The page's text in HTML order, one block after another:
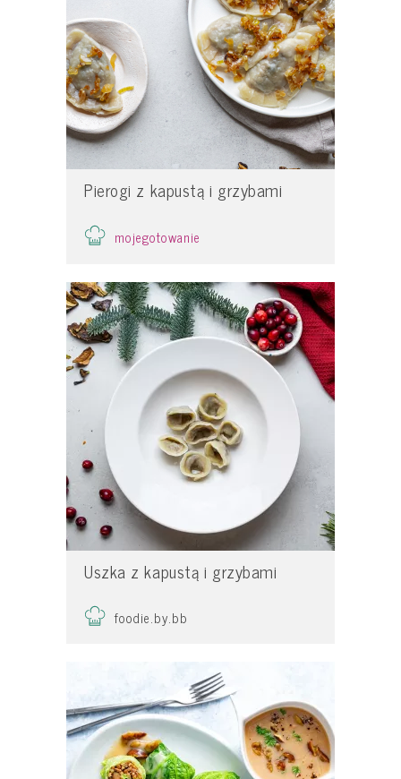
Pierogi z kapustą i grzybami
mojegotowanie
Uszka z kapustą i grzybami
foodie.by.bb